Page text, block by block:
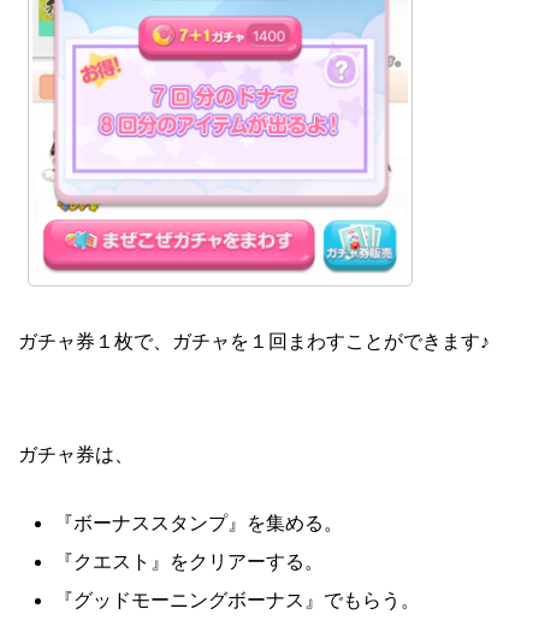
ガチャ券１枚で、ガチャを１回まわすことができます♪
ガチャ券は、
『ボーナススタンプ』を集める。
『クエスト』をクリアーする。
『グッドモーニングボーナス』でもらう。